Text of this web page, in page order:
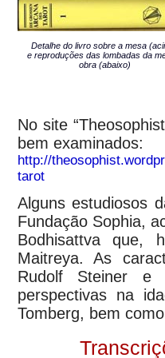
Detalhe do livro sobre a mesa
e reproduções das lombadas da
obra (abaixo)
No site
bem examinados:
http://
tarot
Alguns estudiosos
Fundação Sophia,
Bodhisattva que,
Maitreya. As
Rudolf Steiner e
perspectivas na
Tomberg, bem